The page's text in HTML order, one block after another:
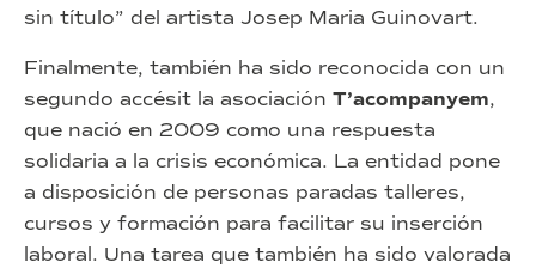
sin título” del artista Josep Maria Guinovart.
Finalmente, también ha sido reconocida con un
segundo accésit la asociación T’acompanyem,
que nació en 2009 como una respuesta
solidaria a la crisis económica. La entidad pone
a disposición de personas paradas talleres,
cursos y formación para facilitar su inserción
laboral. Una tarea que también ha sido valorada